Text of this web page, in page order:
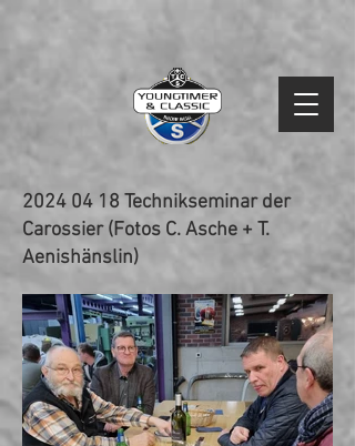
2024 04 18 Technikseminar der
Carossier (Fotos C. Asche + T.
Aenishänslin)